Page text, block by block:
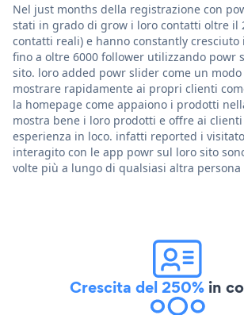
Nel just months della registrazione con
stati in grado di grow i loro contatti oltre il
contatti reali) e hanno constantly cresciuto
fino a oltre 6000 follower utilizzando powr
sito. loro added powr slider come un
mostrare rapidamente ai propri clienti
la homepage come appaiono i prodotti
mostra bene i loro prodotti e offre ai
esperienza in loco. infatti reported i
interagito con le app powr sul loro sito
volte più a lungo di qualsiasi altra persona
Crescita del 250% in